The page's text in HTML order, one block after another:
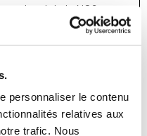
personnaliser le contenu
relatives aux
trafic. Nous
au bord de la N89, ce
L'agence
cette cellule à
Local d'activité
Achat - 400 m²